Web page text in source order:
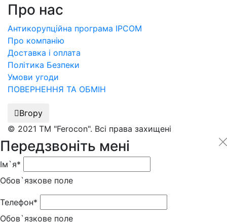
Про нас
Антикорупційна програма IPCOM
Про компанію
Доставка і оплата
Політика Безпеки
Умови угоди
ПОВЕРНЕННЯ ТА ОБМІН
Вгору
© 2021 ТМ "Ferocon". Всі права захищені
Передзвоніть мені
Ім`я*
Обов`язкове поле
Телефон*
Обов`язкове поле